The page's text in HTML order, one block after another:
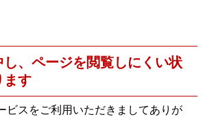
し、ページを閲覧しにくい状
ます
ビスをご利用いただきましてありが